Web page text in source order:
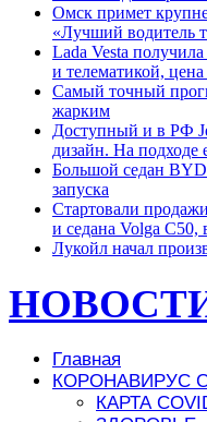
Омск примет
«Лучший водитель
Lada Vesta
и телематикой, цена
Самый точный
жарким
Доступный и в РФ
дизайн. На подходе
Большой седан BYD
запуска
Стартовали
и седана Volga C50,
Лукойл начал
Главная
КОРОНАВИРУС
КАРТА